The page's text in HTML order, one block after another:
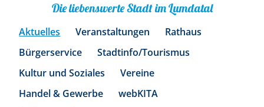
Die liebenswerte Stadt im Lumdatal
Aktuelles Veranstaltungen
Rathaus
Bürgerservice
Stadtinfo/Tourismus
Kultur und Soziales
Vereine
Handel & Gewerbe
webKITA